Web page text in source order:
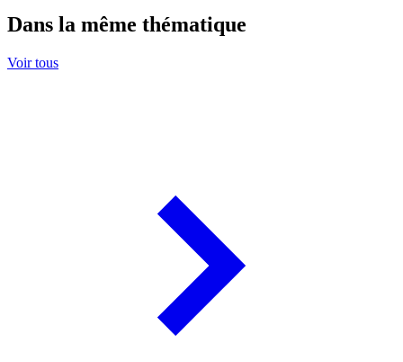
Dans la même thématique
Voir tous